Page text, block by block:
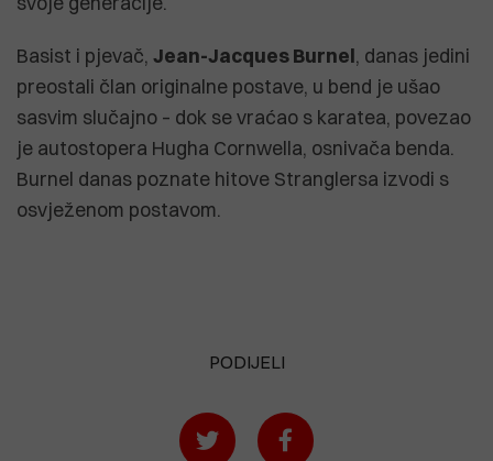
Basist i pjevač, Jean-Jacques Burnel, danas jedini
preostali član originalne postave, u bend je ušao
sasvim slučajno – dok se vraćao s karatea, povezao
je autostopera Hugha Cornwella, osnivača benda.
Burnel danas poznate hitove Stranglersa izvodi s
osvježenom postavom.
PODIJELI